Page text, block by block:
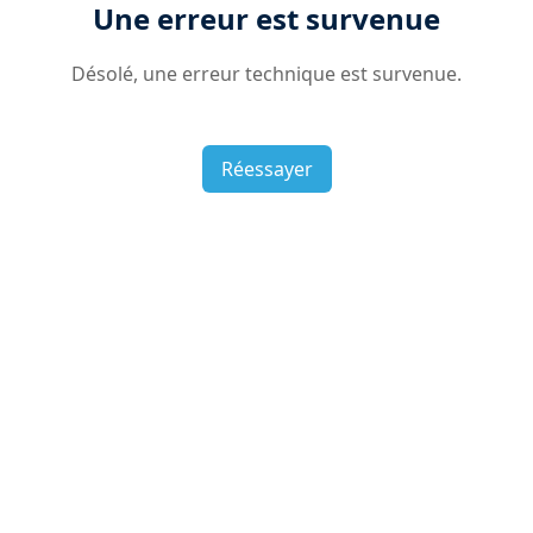
Une erreur est survenue
Désolé, une erreur technique est survenue.
Réessayer